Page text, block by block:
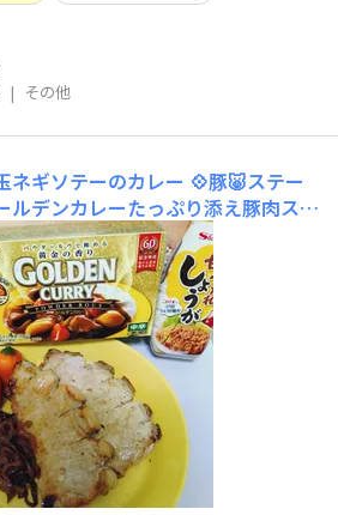
| その他
ネギソテーのカレー 💠豚🐷ステー
ルデンカレーたっぷり添え豚肉ステ
イムP、ローズマリーPを振りかけ
にガーリックマヨを5cmくらいポー
くとガーリックの香りとマヨネーズ
しい♡⚠️Pはパウダーの事です赤玉
豚ス